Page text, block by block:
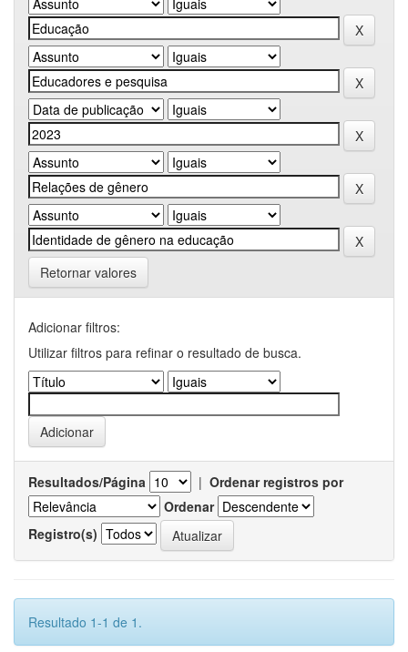
Retornar valores
Adicionar filtros:
Utilizar filtros para refinar o resultado de busca.
Resultados/Página | Ordenar registros por
Ordenar
Registro(s)
Resultado 1-1 de 1.